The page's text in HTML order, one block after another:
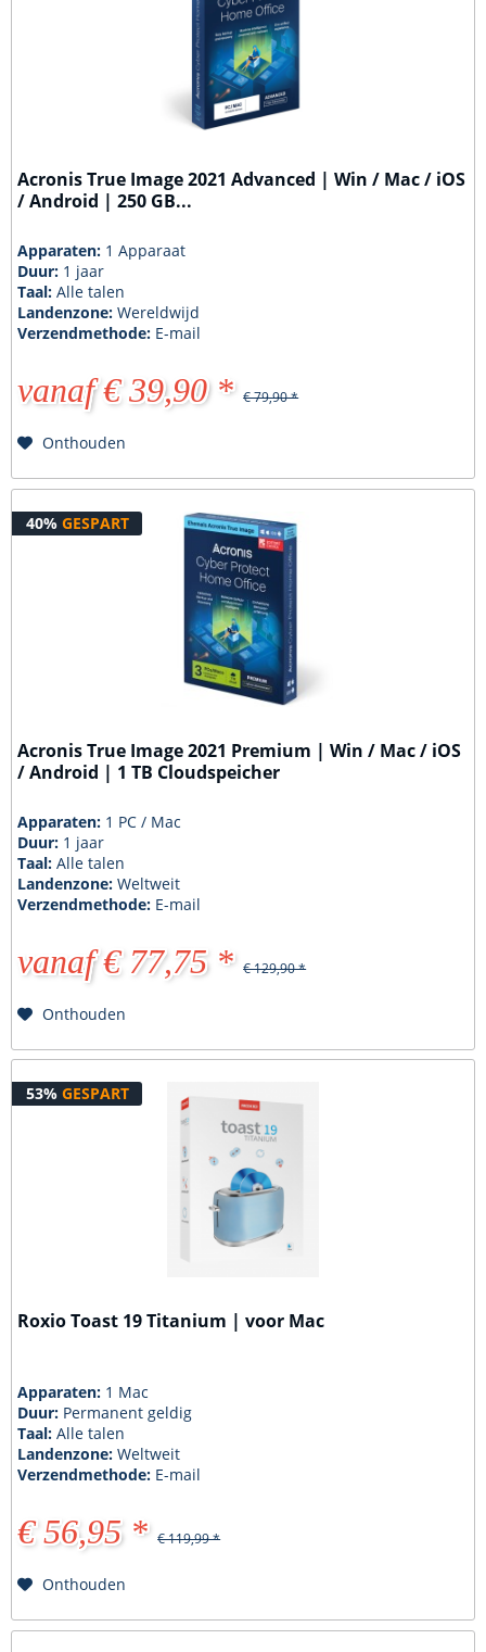
Acronis True Image 2021 Advanced | Win / Mac / iOS
/ Android | 250 GB...
Apparaten: 1 Apparaat
Duur: 1 jaar
Taal:Alle talen
Landenzone:Wereldwijd
Verzendmethode: E-mail
vanaf € 39,90 * € 79,90 *
Onthouden
40% GESPART
Acronis True Image 2021 Premium | Win / Mac / iOS
/ Android | 1 TB Cloudspeicher
Apparaten: 1 PC / Mac
Duur: 1 jaar
Taal:Alle talen
Landenzone:Weltweit
Verzendmethode: E-mail
vanaf € 77,75 * € 129,90 *
Onthouden
53% GESPART
Roxio Toast 19 Titanium | voor Mac
Apparaten: 1 Mac
Duur: Permanent geldig
Taal:Alle talen
Landenzone:Weltweit
Verzendmethode: E-mail
€ 56,95 * € 119,99 *
Onthouden